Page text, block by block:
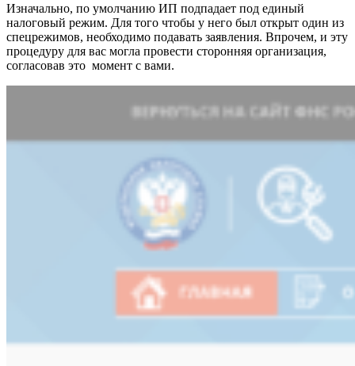
Изначально, по умолчанию ИП подпадает под единый
налоговый режим. Для того чтобы у него был открыт один из
спецрежимов, необходимо подавать заявления. Впрочем, и эту
процедуру для вас могла провести сторонняя организация,
согласовав это момент с вами.